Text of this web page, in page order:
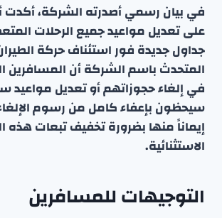
في بيان رسمي أصدرته الشركة،
على تعديل مواعيد جميع الرحلات
جداول جديدة فور استئناف حركة
المتحدث باسم الشركة أن المسافرين
في إلغاء حجوزاتهم أو تعديل مواعيد
سيحظون بإعفاء كامل من رسوم الإلغاء
إيماناً منها بضرورة تخفيف تبعات هذه
الاستثنائية.
التوجيهات للمسافرين